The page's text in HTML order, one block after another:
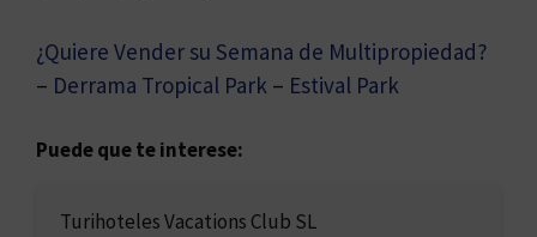
¿Quiere Vender su Semana de Multipropiedad?
– Derrama Tropical Park – Estival Park
Puede que te interese:
Turihoteles Vacations Club SL